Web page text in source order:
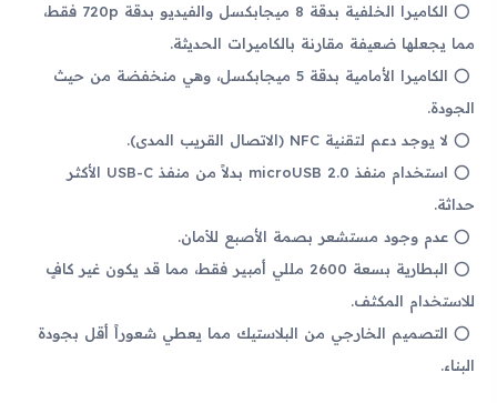
الكاميرا الخلفية بدقة 8 ميجابكسل والفيديو بدقة 720p فقط،
مما يجعلها ضعيفة مقارنة بالكاميرات الحديثة.
الكاميرا الأمامية بدقة 5 ميجابكسل، وهي منخفضة من حيث
الجودة.
لا يوجد دعم لتقنية NFC (الاتصال القريب المدى).
استخدام منفذ microUSB 2.0 بدلاً من منفذ USB-C الأكثر
حداثة.
عدم وجود مستشعر بصمة الأصبع للأمان.
البطارية بسعة 2600 مللي أمبير فقط، مما قد يكون غير كافٍ
للاستخدام المكثف.
التصميم الخارجي من البلاستيك مما يعطي شعوراً أقل بجودة
البناء.